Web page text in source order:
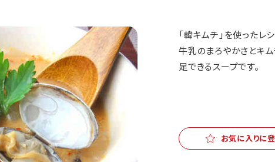
「韓キムチ」を使ったレ
牛乳のまろやかさとキ
足できるスープです。
お気に入りに